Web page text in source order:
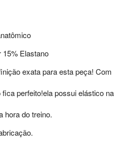
Elastano
exata para esta peça! Com
perfeito!ela possui elástico na
hora do treino.